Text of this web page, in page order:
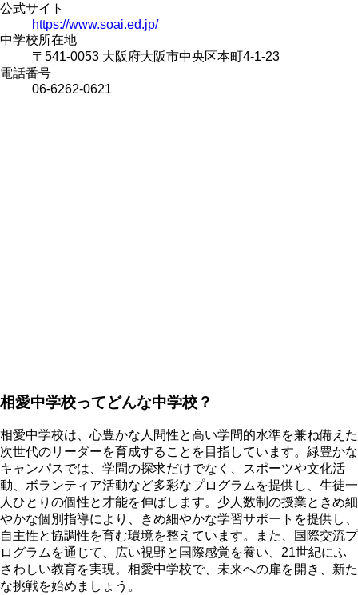
公式サイト
https://www.soai.ed.jp/
中学校所在地
〒541-0053 大阪府大阪市中央区本町4-1-23
電話番号
06-6262-0621
相愛中学校ってどんな中学校？
相愛中学校は、心豊かな人間性と高い学問的水準を兼ね備えた
次世代のリーダーを育成することを目指しています。緑豊かな
キャンパスでは、学問の探求だけでなく、スポーツや文化活
動、ボランティア活動など多彩なプログラムを提供し、生徒一
人ひとりの個性と才能を伸ばします。少人数制の授業ときめ細
やかな個別指導により、きめ細やかな学習サポートを提供し、
自主性と協調性を育む環境を整えています。また、国際交流プ
ログラムを通じて、広い視野と国際感覚を養い、21世紀にふ
さわしい教育を実現。相愛中学校で、未来への扉を開き、新た
な挑戦を始めましょう。